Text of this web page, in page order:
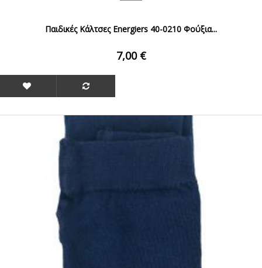
Παιδικές Κάλτσες Energiers 40-0210 Φούξια...
7,00 €